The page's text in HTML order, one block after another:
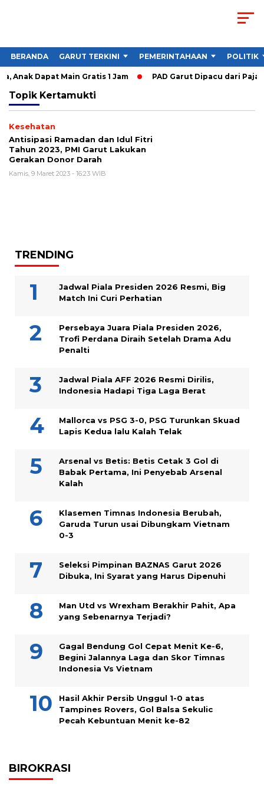
BERANDA GARUT TERKINI PEMERINTAHAAN POLITIK
Anak Dapat Main Gratis 1 Jam PAD Garut Dipacu dari
Topik Kertamukti
Kesehatan
Antisipasi Ramadan dan Idul Fitri
Tahun 2023, PMI Garut Lakukan
Gerakan Donor Darah
Kamis, 9 Maret 2023 - 16:23 WIB
TRENDING
Jadwal Piala Presiden 2026 Resmi, Big
Match Ini Curi Perhatian
Persebaya Juara Piala Presiden 2026,
Trofi Perdana Diraih Setelah Drama Adu
Penalti
Jadwal Piala AFF 2026 Resmi Dirilis,
Indonesia Hadapi Tiga Laga Berat
Mallorca vs PSG 3-0, PSG Turunkan Skuad
Lapis Kedua lalu Kalah Telak
Arsenal vs Betis: Betis Cetak 3 Gol di
Babak Pertama, Ini Penyebab Arsenal
Kalah
Klasemen Timnas Indonesia Berubah,
Garuda Turun usai Dibungkam Vietnam
0-3
Seleksi Pimpinan BAZNAS Garut 2026
Dibuka, Ini Syarat yang Harus Dipenuhi
Man Utd vs Wrexham Berakhir Pahit, Apa
yang Sebenarnya Terjadi?
Gagal Bendung Gol Cepat Menit Ke-6,
Begini Jalannya Laga dan Skor Timnas
Indonesia Vs Vietnam
Hasil Akhir Persib Unggul 1-0 atas
Tampines Rovers, Gol Balsa Sekulic
Pecah Kebuntuan Menit ke-82
BIROKRASI